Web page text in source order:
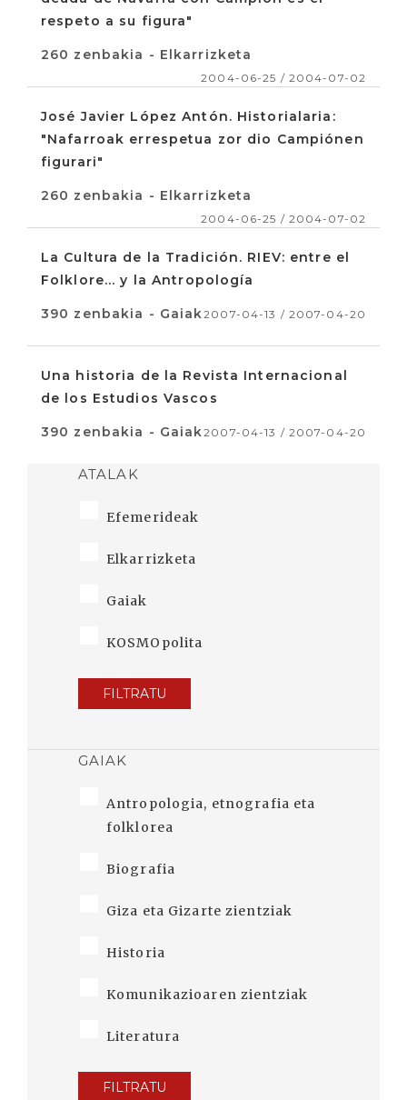
respeto a su figura"
260 zenbakia - Elkarrizketa
2004-06-25 / 2004-07-02
José Javier López Antón. Historialaria:
"Nafarroak errespetua zor dio Campiónen
figurari"
260 zenbakia - Elkarrizketa
2004-06-25 / 2004-07-02
La Cultura de la Tradición. RIEV: entre el
Folklore... y la Antropología
390 zenbakia - Gaiak2007-04-13 / 2007-04-20
Una historia de la Revista Internacional
de los Estudios Vascos
390 zenbakia - Gaiak2007-04-13 / 2007-04-20
ATALAK
Efemerideak
Elkarrizketa
Gaiak
KOSMOpolita
FILTRATU
GAIAK
Antropologia, etnografia eta
folklorea
Biografia
Giza eta Gizarte zientziak
Historia
Komunikazioaren zientziak
Literatura
FILTRATU